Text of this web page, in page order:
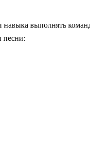
навыка выполнять
песни: